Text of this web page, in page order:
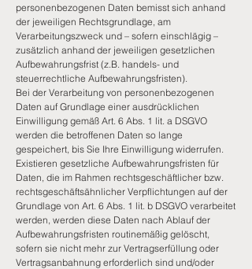
personenbezogenen Daten bemisst sich anhand
der jeweiligen Rechtsgrundlage, am
Verarbeitungszweck und – sofern einschlägig –
zusätzlich anhand der jeweiligen gesetzlichen
Aufbewahrungsfrist (z.B. handels- und
steuerrechtliche Aufbewahrungsfristen).
Bei der Verarbeitung von personenbezogenen
Daten auf Grundlage einer ausdrücklichen
Einwilligung gemäß Art. 6 Abs. 1 lit. a DSGVO
werden die betroffenen Daten so lange
gespeichert, bis Sie Ihre Einwilligung widerrufen.
Existieren gesetzliche Aufbewahrungsfristen für
Daten, die im Rahmen rechtsgeschäftlicher bzw.
rechtsgeschäftsähnlicher Verpflichtungen auf der
Grundlage von Art. 6 Abs. 1 lit. b DSGVO verarbeitet
werden, werden diese Daten nach Ablauf der
Aufbewahrungsfristen routinemäßig gelöscht,
sofern sie nicht mehr zur Vertragserfüllung oder
Vertragsanbahnung erforderlich sind und/oder